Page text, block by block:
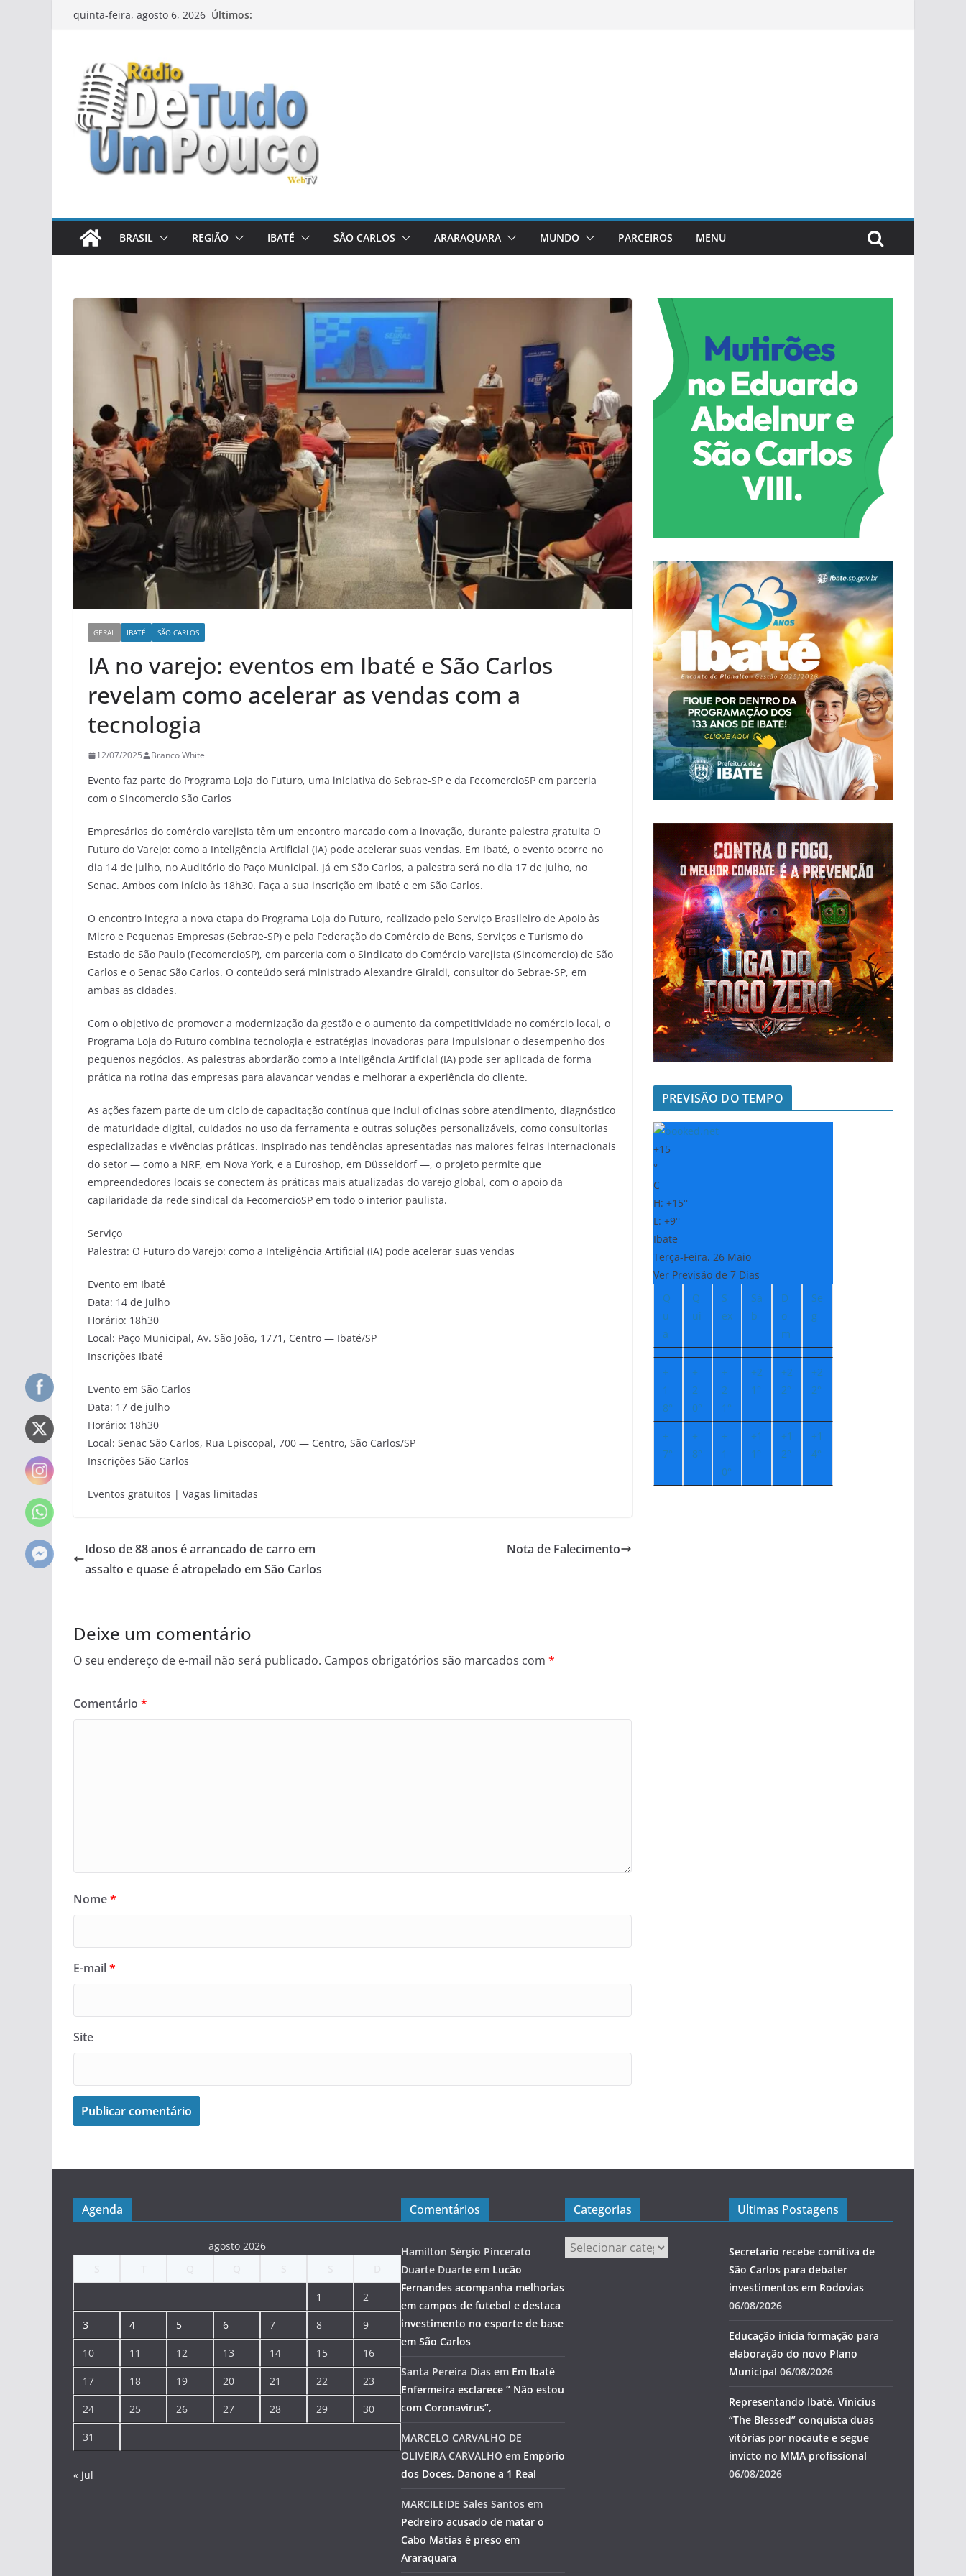
Pular
conteúdo
quinta-feira, agosto 6, 2026 Últimos:
BRASIL REGIÃO IBATÉ SÃO CARLOS ARARAQUARA MUNDO PARCEIROS MENU
GERAL IBATÉ SÃO CARLOS
IA no varejo: eventos em Ibaté e São Carlos
revelam como acelerar as vendas com a
tecnologia
12/07/2025 Branco White
Evento faz parte do Programa Loja do Futuro, uma iniciativa do Sebrae-SP e da FecomercioSP em parceria
com o Sincomercio São Carlos
Empresários do comércio varejista têm um encontro marcado com a inovação, durante palestra gratuita O
Futuro do Varejo: como a Inteligência Artificial (IA) pode acelerar suas vendas. Em Ibaté, o evento ocorre no
dia 14 de julho, no Auditório do Paço Municipal. Já em São Carlos, a palestra será no dia 17 de julho, no
Senac. Ambos com início às 18h30. Faça a sua inscrição em Ibaté e em São Carlos.
O encontro integra a nova etapa do Programa Loja do Futuro, realizado pelo Serviço Brasileiro de Apoio às
Micro e Pequenas Empresas (Sebrae-SP) e pela Federação do Comércio de Bens, Serviços e Turismo do
Estado de São Paulo (FecomercioSP), em parceria com o Sindicato do Comércio Varejista (Sincomercio) de São
Carlos e o Senac São Carlos. O conteúdo será ministrado Alexandre Giraldi, consultor do Sebrae-SP, em
ambas as cidades.
Com o objetivo de promover a modernização da gestão e o aumento da competitividade no comércio local, o
Programa Loja do Futuro combina tecnologia e estratégias inovadoras para impulsionar o desempenho dos
pequenos negócios. As palestras abordarão como a Inteligência Artificial (IA) pode ser aplicada de forma
prática na rotina das empresas para alavancar vendas e melhorar a experiência do cliente.
As ações fazem parte de um ciclo de capacitação contínua que inclui oficinas sobre atendimento, diagnóstico
de maturidade digital, cuidados no uso da ferramenta e outras soluções personalizáveis, como consultorias
especializadas e vivências práticas. Inspirado nas tendências apresentadas nas maiores feiras internacionais
do setor — como a NRF, em Nova York, e a Euroshop, em Düsseldorf —, o projeto permite que
empreendedores locais se conectem às práticas mais atualizadas do varejo global, com o apoio da
capilaridade da rede sindical da FecomercioSP em todo o interior paulista.
Serviço
Palestra: O Futuro do Varejo: como a Inteligência Artificial (IA) pode acelerar suas vendas
Evento em Ibaté
Data: 14 de julho
Horário: 18h30
Local: Paço Municipal, Av. São João, 1771, Centro — Ibaté/SP
Inscrições Ibaté
Evento em São Carlos
Data: 17 de julho
Horário: 18h30
Local: Senac São Carlos, Rua Episcopal, 700 — Centro, São Carlos/SP
Inscrições São Carlos
Eventos gratuitos | Vagas limitadas
Idoso de 88 anos é arrancado de carro em
assalto e quase é atropelado em São Carlos
Nota de Falecimento
Deixe um comentário
O seu endereço de e-mail não será publicado. Campos obrigatórios são marcados com *
Comentário *
Nome*
E-mail*
Site
PREVISÃO DO TEMPO
+15
°
C
H: +15°
L: +9°
Ibate
Terça-Feira, 26 Maio
Ver Previsão de 7 Dias
Q
u
a
Q
ui
S
ex
Sá
b
D
o
m
Se
g
+
1
8°
+
2
0°
+
2
1°
+2
1°
+2
2°
+2
2°
+
7°
+
8°
+
1
0°
+1
1°
+1
2°
+1
4°
Agenda
agosto 2026
1 2
3 4 5 6 7 8 9
10 11 12 13 14 15 16
17 18 19 20 21 22 23
24 25 26 27 28 29 30
31
« jul
Comentários
Hamilton Sérgio Pincerato
Duarte Duarte em Lucão
Fernandes acompanha melhorias
em campos de futebol e destaca
investimento no esporte de base
em São Carlos
Santa Pereira Dias em Em Ibaté
Enfermeira esclarece ” Não estou
com Coronavírus”,
MARCELO CARVALHO DE
OLIVEIRA CARVALHO em Empório
dos Doces, Danone a 1 Real
MARCILEIDE Sales Santos em
Pedreiro acusado de matar o
Cabo Matias é preso em
Araraquara
Categorias
Categorias
Ultimas Postagens
Secretario recebe comitiva de
São Carlos para debater
investimentos em Rodovias
06/08/2026
Educação inicia formação para
elaboração do novo Plano
Municipal 06/08/2026
Representando Ibaté, Vinícius
“The Blessed” conquista duas
vitórias por nocaute e segue
invicto no MMA profissional
06/08/2026